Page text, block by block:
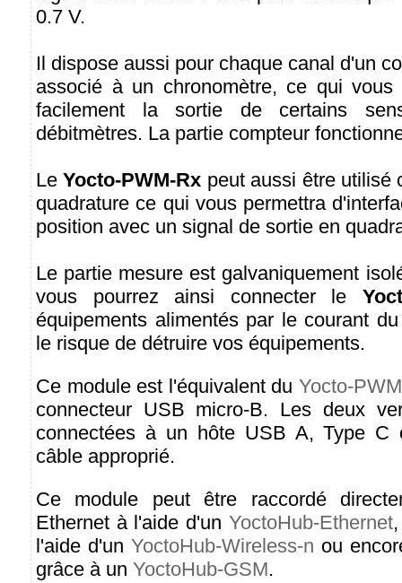
0.7 V.
Il dispose aussi pour chaque canal d'un
associé à un chronomètre, ce qui vous
facilement la sortie de certains
débitmètres. La partie compteur
LeYocto-PWM-Rx peut aussi être utilisé
quadrature ce qui vous permettra
position avec un signal de sortie en
Le partie mesure est galvaniquement
vous pourrez ainsi connecter le
équipements alimentés par le courant
le risque de détruire vos équipements.
Ce module est l'équivalent du Yocto-
connecteur USB micro-B. Les deux
connectées à un hôte USB A, Type C
câble approprié.
Ce module peut être raccordé
Ethernet à l'aide d'un YoctoHub-Ethernet
l'aide d'un YoctoHub-Wireless-n ou
grâce à un YoctoHub-GSM.